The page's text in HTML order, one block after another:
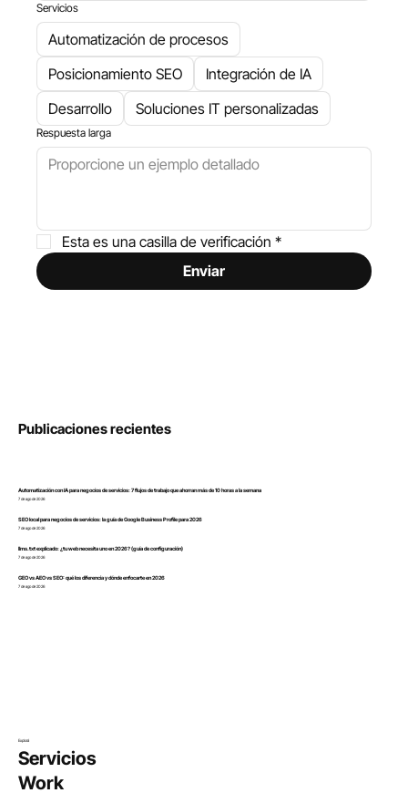
Servicios
Automatización de procesos
Posicionamiento SEO
Integración de IA
Desarrollo
Soluciones IT personalizadas
Respuesta larga
Esta es una casilla de verificación *
Enviar
Publicaciones recientes
Automatización con IA para negocios de servicios: 7 flujos de trabajo que ahorran más de 10 horas a la semana
7 de ago de 2026
SEO local para negocios de servicios: la guía de Google Business Profile para 2026
7 de ago de 2026
llms.txt explicado: ¿tu web necesita uno en 2026? (guía de configuración)
7 de ago de 2026
GEO vs AEO vs SEO: qué los diferencia y dónde enfocarte en 2026
7 de ago de 2026
Explorá
Servicios
Work